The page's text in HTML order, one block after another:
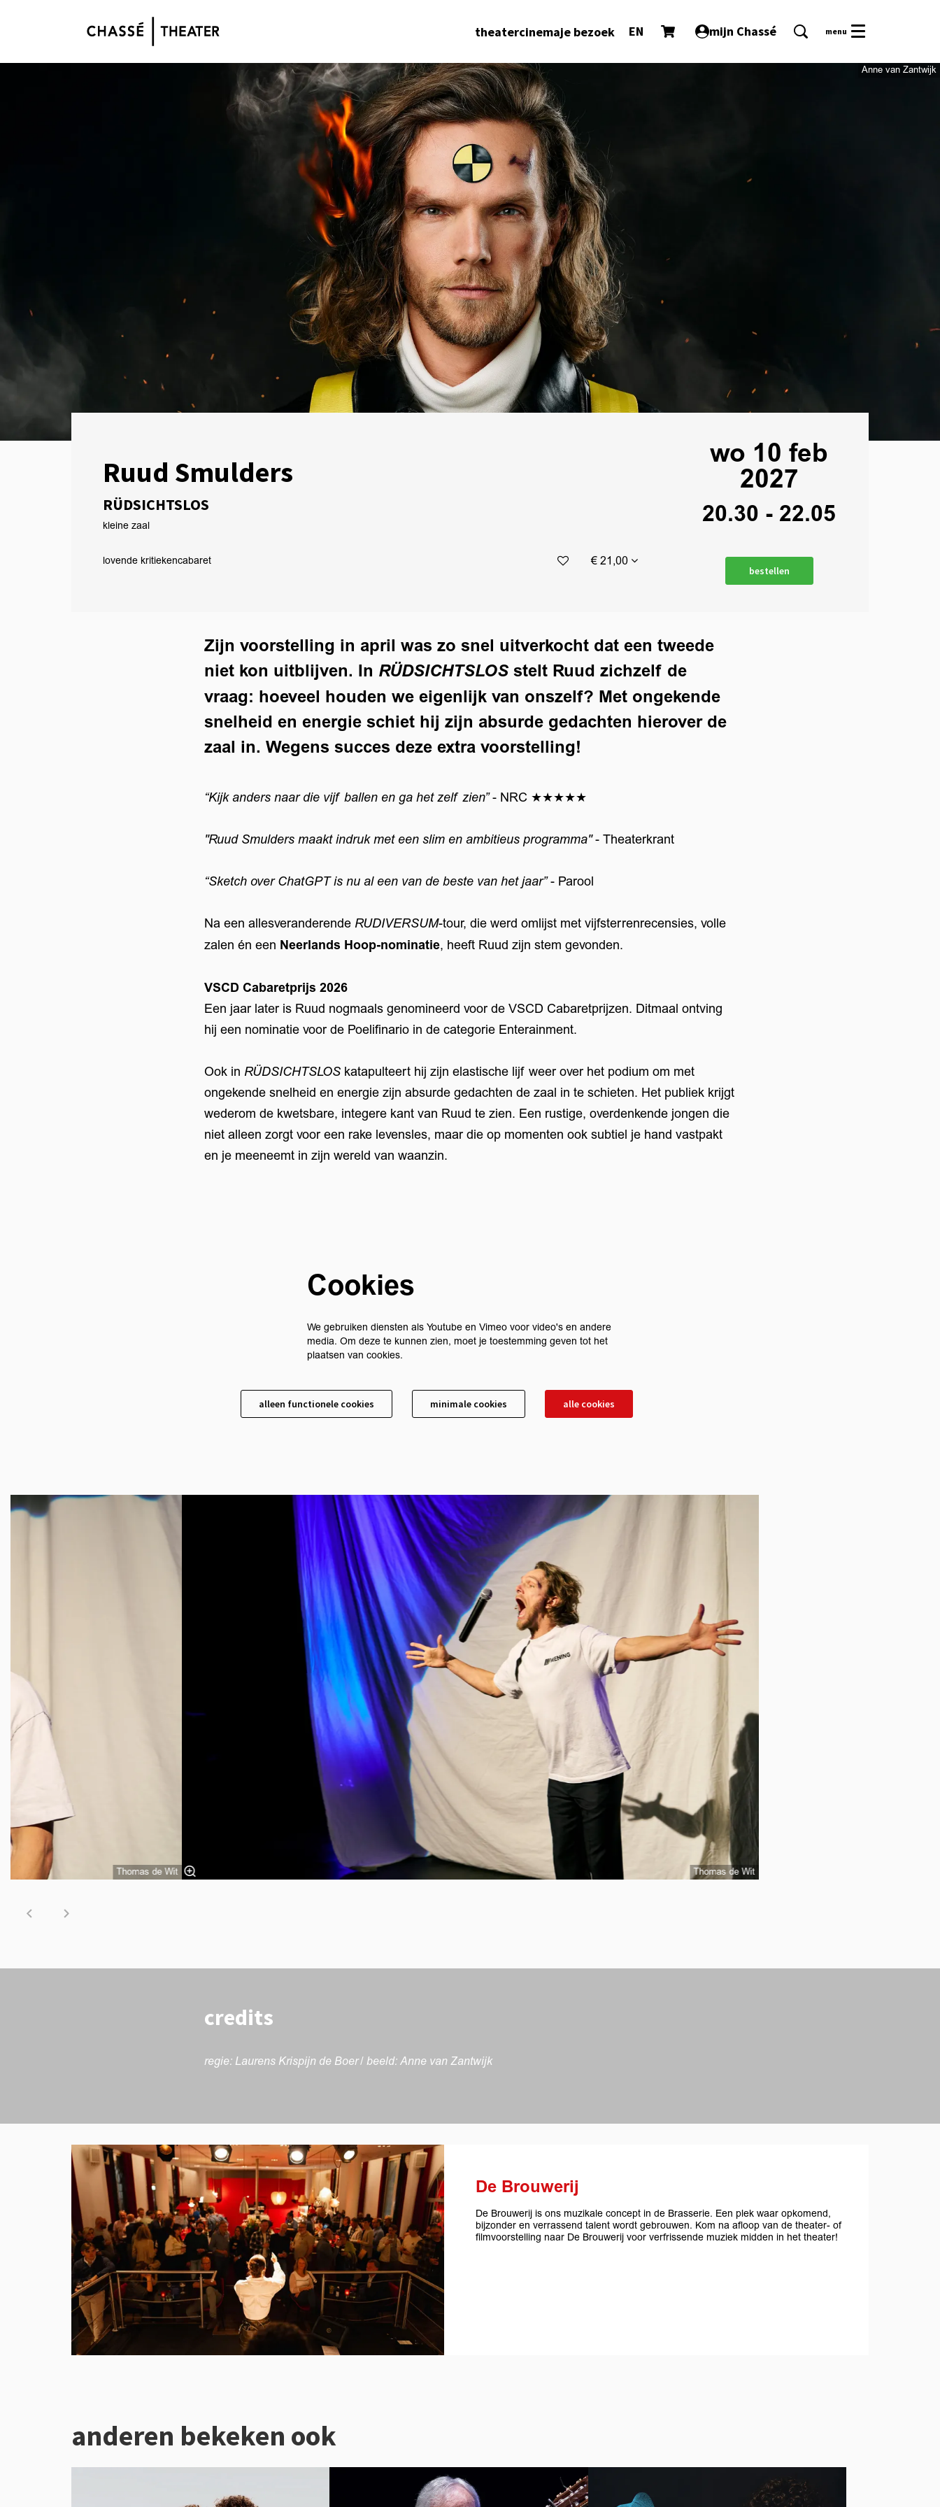
theatercinemaje bezoek EN mijn Chassé menu
Anne van Zantwijk
Ruud Smulders
RÜDSICHTSLOS
kleine zaal
lovende kritiekencabaret € 21,00
wo 10 feb
2027
20.30 - 22.05
bestellen
Zijn voorstelling in april was zo snel uitverkocht dat een tweede
niet kon uitblijven. In RÜDSICHTSLOS stelt Ruud zichzelf de
vraag: hoeveel houden we eigenlijk van onszelf? Met ongekende
snelheid en energie schiet hij zijn absurde gedachten hierover de
zaal in. Wegens succes deze extra voorstelling!
“Kijk anders naar die vijf ballen en ga het zelf zien”- NRC ★★★★★
"Ruud Smulders maakt indruk met een slim en ambitieus programma"- Theaterkrant
“Sketch over ChatGPT is nu al een van de beste van het jaar”- Parool
Na een allesveranderende RUDIVERSUM-tour, die werd omlijst met vijfsterrenrecensies, volle
zalen én een Neerlands Hoop-nominatie, heeft Ruud zijn stem gevonden.
VSCD Cabaretprijs 2026
Een jaar later is Ruud nogmaals genomineerd voor de VSCD Cabaretprijzen. Ditmaal ontving
hij een nominatie voor de Poelifinario in de categorie Enterainment.
Ook in RÜDSICHTSLOS katapulteert hij zijn elastische lijf weer over het podium om met
ongekende snelheid en energie zijn absurde gedachten de zaal in te schieten. Het publiek krijgt
wederom de kwetsbare, integere kant van Ruud te zien. Een rustige, overdenkende jongen die
niet alleen zorgt voor een rake levensles, maar die op momenten ook subtiel je hand vastpakt
en je meeneemt in zijn wereld van waanzin.
Cookies
We gebruiken diensten als Youtube en Vimeo voor video's en andere
media. Om deze te kunnen zien, moet je toestemming geven tot het
plaatsen van cookies.
alleen functionele cookies minimale cookies alle cookies
Overslaan
Thomas de Wit Thomas de Wit
credits
regie: Laurens Krispijn de Boer / beeld: Anne van Zantwijk
De Brouwerij
De Brouwerij is ons muzikale concept in de Brasserie. Een plek waar opkomend,
bijzonder en verrassend talent wordt gebrouwen. Kom na afloop van de theater- of
filmvoorstelling naar De Brouwerij voor verfrissende muziek midden in het theater!
anderen bekeken ook